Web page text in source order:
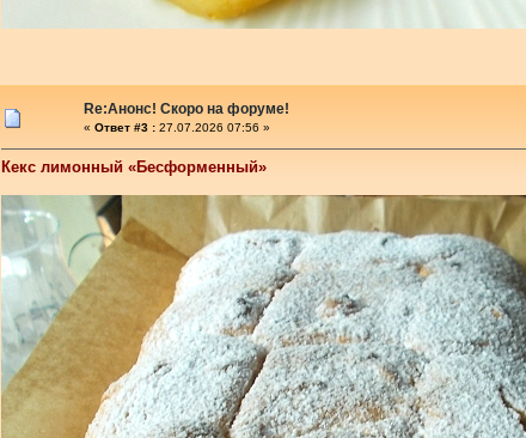
Re:Анонс! Скоро на форуме!
« Ответ #3 : 27.07.2026 07:56 »
Кекс лимонный «Бесформенный»